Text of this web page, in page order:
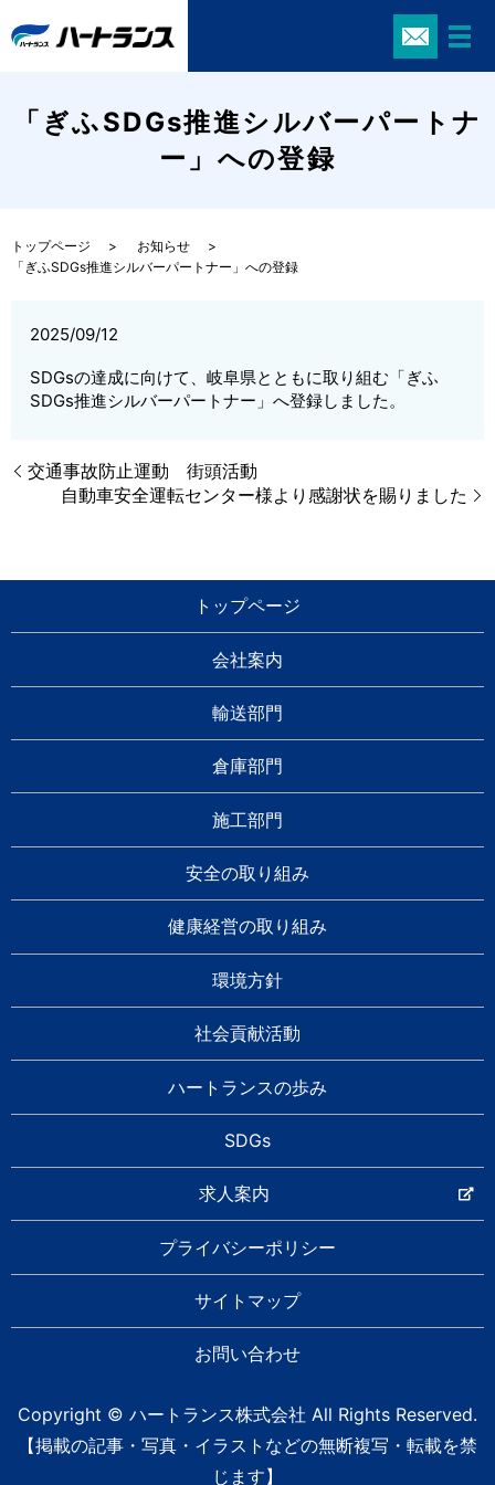
「ぎふSDGs推進シルバーパートナ
ー」への登録
トップページ
お知らせ
「ぎふSDGs推進シルバーパートナー」への登録
2025/09/12
SDGsの達成に向けて、岐阜県とともに取り組む「ぎふ
SDGs推進シルバーパートナー」へ登録しました。
交通事故防止運動 街頭活動
自動車安全運転センター様より感謝状を賜りました
トップページ
会社案内
輸送部門
倉庫部門
施工部門
安全の取り組み
健康経営の取り組み
環境方針
社会貢献活動
ハートランスの歩み
SDGs
求人案内
プライバシーポリシー
サイトマップ
お問い合わせ
Copyright © ハートランス株式会社 All Rights Reserved.
【掲載の記事・写真・イラストなどの無断複写・転載を禁
じます】